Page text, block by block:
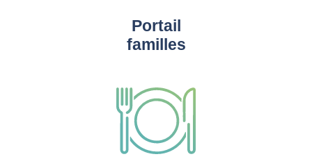
Portail
familles